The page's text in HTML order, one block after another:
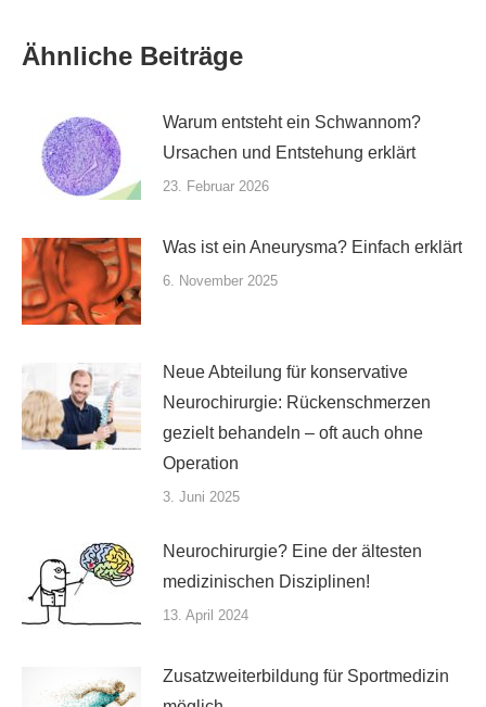
Ähnliche Beiträge
Warum entsteht ein Schwannom?
Ursachen und Entstehung erklärt
23. Februar 2026
Was ist ein Aneurysma? Einfach erklärt
6. November 2025
Neue Abteilung für konservative
Neurochirurgie: Rückenschmerzen
gezielt behandeln – oft auch ohne
Operation
3. Juni 2025
Neurochirurgie? Eine der ältesten
medizinischen Disziplinen!
13. April 2024
Zusatzweiterbildung für Sportmedizin